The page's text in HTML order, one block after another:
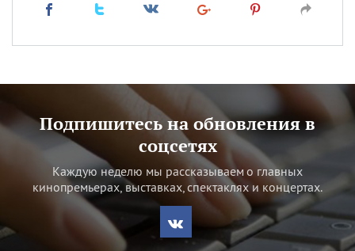
Подпишитесь на обновления в
соцсетях
Каждую неделю мы рассказываем о главных
кинопремьерах, выставках, спектаклях и концертах.